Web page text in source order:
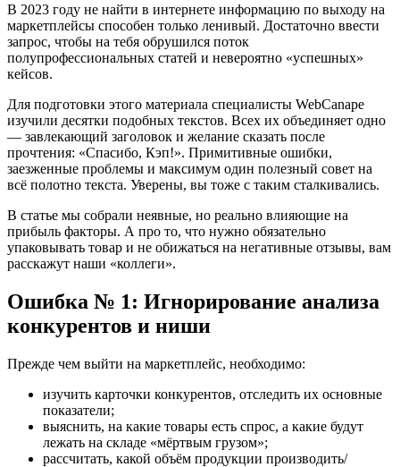
В 2023 году не найти в интернете информацию по выходу на
маркетплейсы способен только ленивый. Достаточно ввести
запрос, чтобы на тебя обрушился поток
полупрофессиональных статей и невероятно «успешных»
кейсов.
Для подготовки этого материала специалисты WebCanape
изучили десятки подобных текстов. Всех их объединяет одно
— завлекающий заголовок и желание сказать после
прочтения: «Спасибо, Кэп!». Примитивные ошибки,
заезженные проблемы и максимум один полезный совет на
всё полотно текста. Уверены, вы тоже с таким сталкивались.
В статье мы собрали неявные, но реально влияющие на
прибыль факторы. А про то, что нужно обязательно
упаковывать товар и не обижаться на негативные отзывы, вам
расскажут наши «коллеги».
Ошибка № 1: Игнорирование анализа
конкурентов и ниши
Прежде чем выйти на маркетплейс, необходимо:
изучить карточки конкурентов, отследить их основные
показатели;
выяснить, на какие товары есть спрос, а какие будут
лежать на складе «мёртвым грузом»;
рассчитать, какой объём продукции производить/